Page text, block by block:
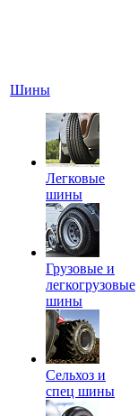
Шины
Легковые
шины
Грузовые и
легкогрузовые
шины
Сельхоз и
спец шины